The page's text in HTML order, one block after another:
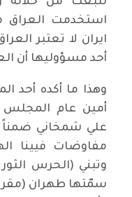
استخدمت العراق
ايران لا تعتبر
أحد مسؤوليها أن
وهذا ما أكده أحد
أمين عام المجلس
علي شمخاني ضمناً
مفاوضات فيينا
وتبني (الحرس
سمّتها طهران